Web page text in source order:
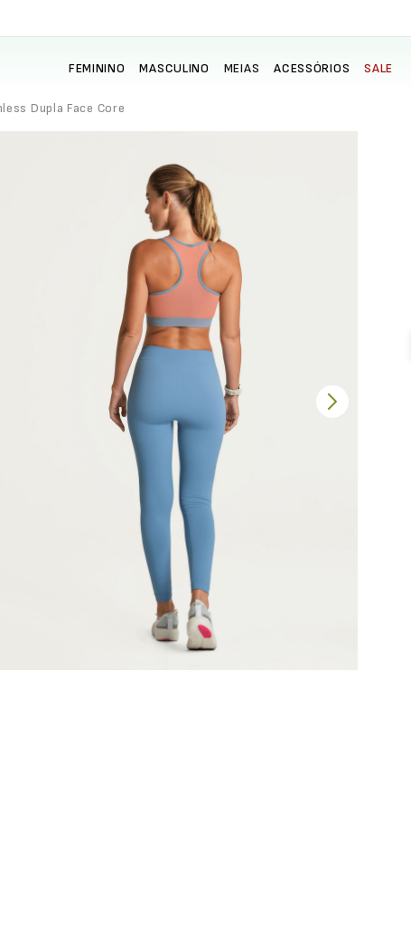
FEMININO MASCULINO MEIAS ACESSÓRIOS SALE
Dupla Face Core